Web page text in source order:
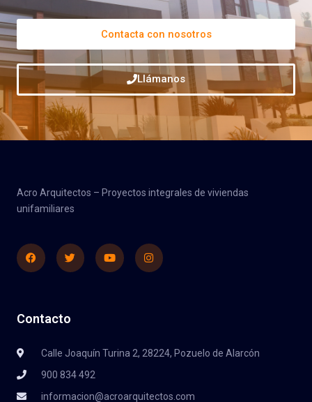
Contacta con nosotros
Llámanos
Acro Arquitectos – Proyectos integrales de viviendas
unifamiliares
FacebookTwitter YoutubeInstagram
Contacto
Calle Joaquín Turina 2, 28224, Pozuelo de Alarcón
900 834 492
informacion@acroarquitectos.com